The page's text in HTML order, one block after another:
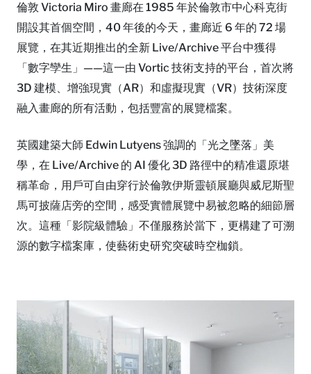
倫敦 Victoria Miro 畫廊在 1985 年於倫敦市中心科克街
開設其首個空間，40 年後的今天，畫廊近 6 年的 72 場
展覽，在其近期推出的全新 Live/Archive 平台中獲得
「數字孿生」——這一由 Vortic 技術支持的平台，首次將
3D 建模、增強現實（AR）和虛擬現實（VR）技術深度
融入畫廊的所有活動，包括豐富的展覽檔案。
英國建築大師 Edwin Lutyens 強調的「光之墜落」美
學，在 Live/Archive 的 AI 優化 3D 路徑中的精准還原堪
稱革命，用戶可自由穿行於倫敦伊斯靈頓展廳與威尼斯聖
馬可披薩店旁的空間，感受實體展覽中易被忽略的細節層
次。這種「影院級體驗」不僅服務於當下，更構建了可溯
源的數字檔案庫，使藝術史研究突破時空枷鎖。